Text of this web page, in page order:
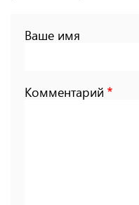
Ваше имя
Комментарий